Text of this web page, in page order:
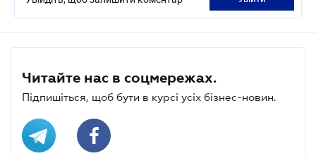
Читайте нас в соцмережах.
Підпишіться, щоб бути в курсі усіх бізнес-новин.